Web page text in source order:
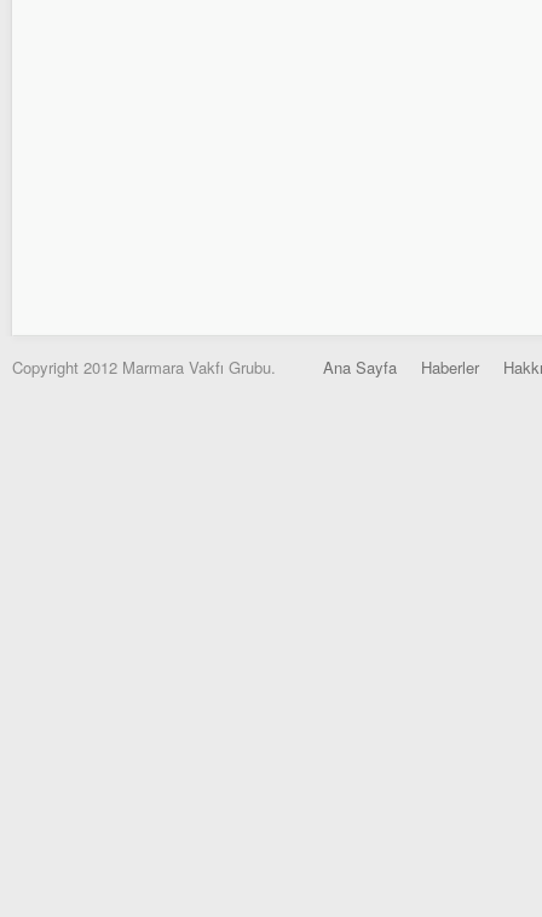
Copyright 2012 Marmara Vakfı Grubu. Ana Sayfa Haberler